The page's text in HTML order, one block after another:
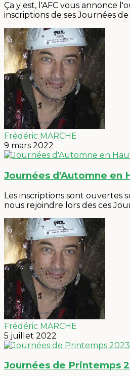
Ça y est, l'AFC vous annonce
inscriptions de ses Journées
Frédéric MARCHE
9 mars 2022
Journées d'Automne en
Les inscriptions sont ouvertes
nous rejoindre lors des ces
Frédéric MARCHE
5 juillet 2022
Journées de Printemps